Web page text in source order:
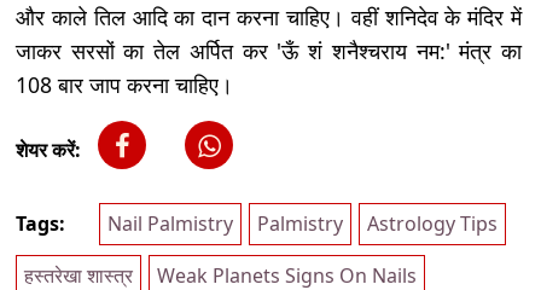
और काले तिल आदि का दान करना चाहिए। वहीं शनिदेव के मंदिर में
जाकर सरसों का तेल अर्पित कर 'ऊँ शं शनैश्चराय नम:' मंत्र का
108 बार जाप करना चाहिए।
शेयर करें:
Tags: Nail Palmistry Palmistry
Astrology Tips
हस्तरेखा शास्त्र
Weak Planets Signs On Nails